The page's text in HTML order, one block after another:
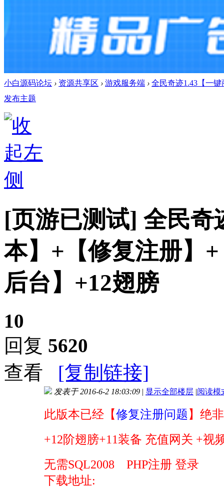
小白源码论坛 › 资源共享区 › 游戏服务端 › 全民奇迹1.43【一
发布主题
[页游已测试] 全民奇
本】+【修复注册】
后台】+12翅膀
10
回复 5620
查看
[复制链接]
发表于 2016-6-2 18:03:09 | 显示全部楼层 |阅读模
此版本已经【修复注册问题】绝
+12阶翅膀+11装备 充值网关 +视
无需SQL2008 PHP注册 登录
下载地址: